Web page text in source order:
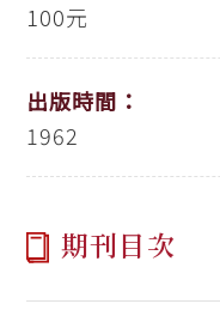
100元
出版時間：
1962
期刊目次